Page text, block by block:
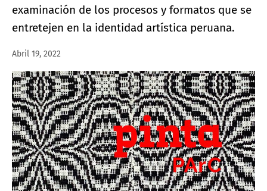
examinación de los procesos y formatos que se
entretejen en la identidad artística peruana.
Abril 19, 2022